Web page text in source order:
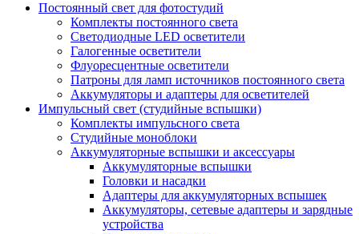
Постоянный свет для фотостудий
Комплекты постоянного света
Светодиодные LED осветители
Галогенные осветители
Флуоресцентные осветители
Патроны для ламп источников постоянного света
Аккумуляторы и адаптеры для осветителей
Импульсный свет (студийные вспышки)
Комплекты импульсного света
Студийные моноблоки
Аккумуляторные вспышки и аксессуары
Аккумуляторные вспышки
Головки и насадки
Адаптеры для аккумуляторных вспышек
Аккумуляторы, сетевые адаптеры и зарядные
устройства